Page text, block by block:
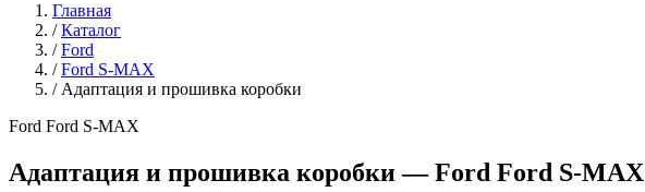
Главная
/ Каталог
/ Ford
/ Ford S-MAX
/ Адаптация и прошивка коробки
Ford Ford S-MAX
Адаптация и прошивка коробки — Ford Ford S-MAX